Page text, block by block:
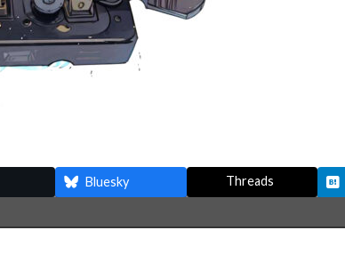
Bluesky Threads